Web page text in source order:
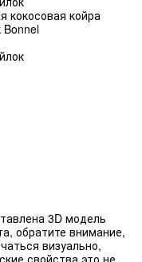
кокосовая койра
3D модель
обратите внимание,
визуально,